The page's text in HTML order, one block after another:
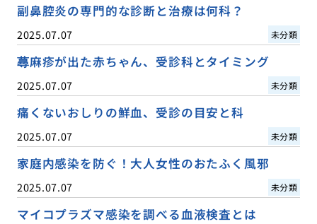
副鼻腔炎の専門的な診断と治療は何科？
2025.07.07 未分類
蕁麻疹が出た赤ちゃん、受診科とタイミング
2025.07.07 未分類
痛くないおしりの鮮血、受診の目安と科
2025.07.07 未分類
家庭内感染を防ぐ！大人女性のおたふく風邪
2025.07.07 未分類
マイコプラズマ感染を調べる血液検査とは